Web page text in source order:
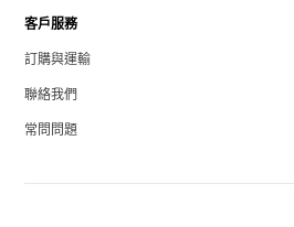
客戶服務
訂購與運輸
聯絡我們
常問問題